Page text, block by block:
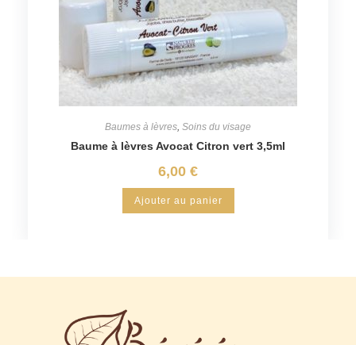
Baumes à lèvres Soins du visage
Baume à lèvres Avocat Citron vert 3,5ml
6,00 €
Ajouter au panier